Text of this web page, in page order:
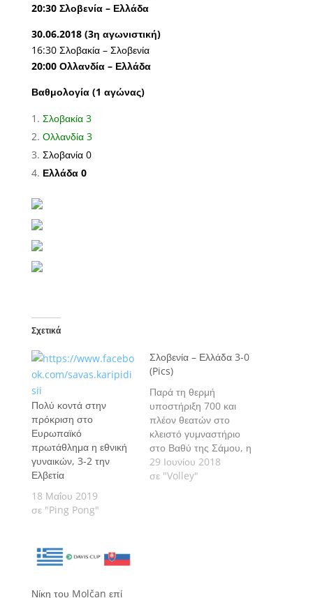
20:30 Σλοβενία – Ελλάδα
30.06.2018 (3η αγωνιστική)
16:30 Σλοβακία – Σλοβενία
20:00 Ολλανδία – Ελλάδα
Βαθμολογία (1 αγώνας)
Σλοβακία 3
Ολλανδία 3
Σλοβανία 0
Ελλάδα 0
Σχετικά
Πολύ κοντά στην
πρόκριση στο
Ευρωπαϊκό
πρωτάθλημα η εθνική
γυναικών, 3-2 την
Ελβετία
18 Μαΐου 2019
σε "Ping Pong"
Σλοβενία – Ελλάδα 3-0
(Pics)
Παρά τη θερμή
υποστήριξη 700 και
πλέον θεατών στο
κλειστό γυμναστήριο
στο Βαθύ της Σάμου, η
Εθνική Νεανίδων δεν
κατάφερε να πάρει κάτι
29 Ιουνίου 2018
σε "Volley"
Νίκη του Molčan επί